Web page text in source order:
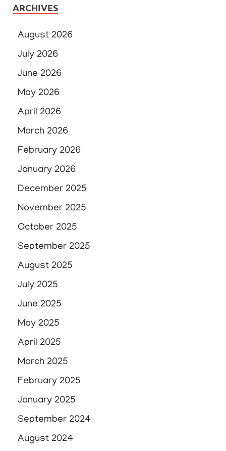
ARCHIVES
August 2026
July 2026
June 2026
May 2026
April 2026
March 2026
February 2026
January 2026
December 2025
November 2025
October 2025
September 2025
August 2025
July 2025
June 2025
May 2025
April 2025
March 2025
February 2025
January 2025
September 2024
August 2024